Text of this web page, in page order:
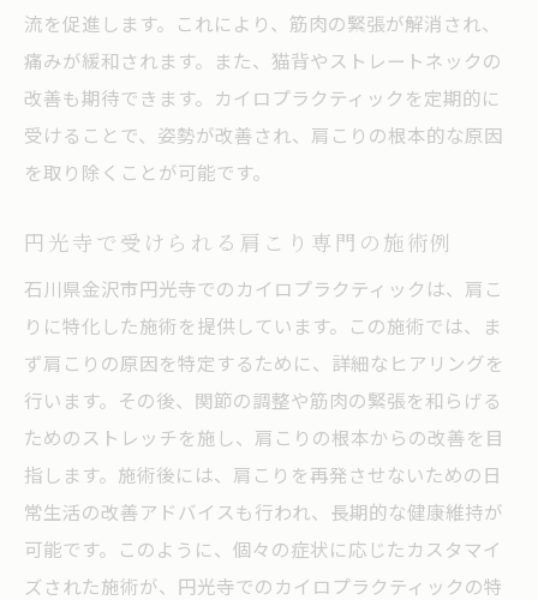
流を促進します。これにより、筋肉の緊張が解消され、
痛みが緩和されます。また、猫背やストレートネックの
改善も期待できます。カイロプラクティックを定期的に
受けることで、姿勢が改善され、肩こりの根本的な原因
を取り除くことが可能です。
円光寺で受けられる肩こり専門の施術例
石川県金沢市円光寺でのカイロプラクティックは、肩こ
りに特化した施術を提供しています。この施術では、ま
ず肩こりの原因を特定するために、詳細なヒアリングを
行います。その後、関節の調整や筋肉の緊張を和らげる
ためのストレッチを施し、肩こりの根本からの改善を目
指します。施術後には、肩こりを再発させないための日
常生活の改善アドバイスも行われ、長期的な健康維持が
可能です。このように、個々の症状に応じたカスタマイ
ズされた施術が、円光寺でのカイロプラクティックの特